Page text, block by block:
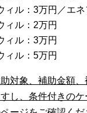
ル：3万円／エネ
ル：2万円
ィル：3万円
ル：5万円
対象、補助金額
し、条件付きのケ